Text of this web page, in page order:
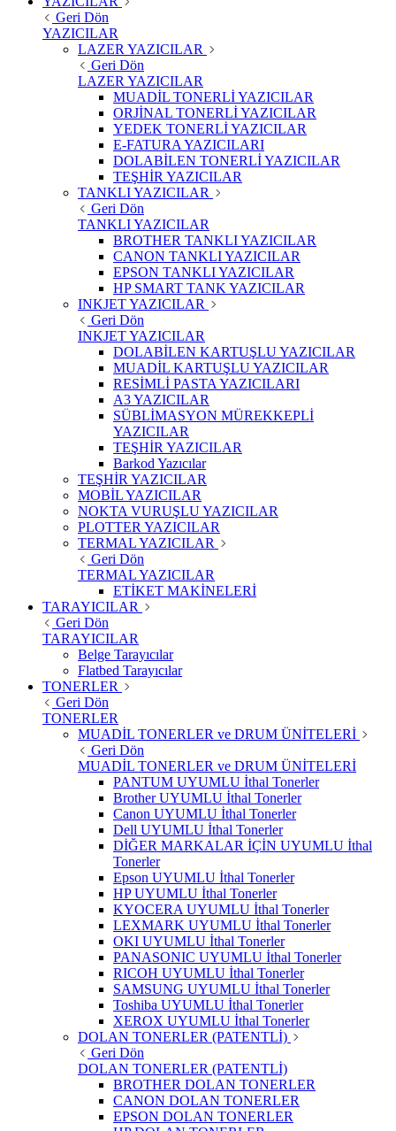
Geri Dön
YAZICILAR
LAZER YAZICILAR
Geri Dön
LAZER YAZICILAR
MUADİL TONERLİ YAZICILAR
ORJİNAL TONERLİ YAZICILAR
YEDEK TONERLİ YAZICILAR
E-FATURA YAZICILARI
DOLABİLEN TONERLİ YAZICILAR
TEŞHİR YAZICILAR
TANKLI YAZICILAR
Geri Dön
TANKLI YAZICILAR
BROTHER TANKLI YAZICILAR
CANON TANKLI YAZICILAR
EPSON TANKLI YAZICILAR
HP SMART TANK YAZICILAR
INKJET YAZICILAR
Geri Dön
INKJET YAZICILAR
DOLABİLEN KARTUŞLU YAZICILAR
MUADİL KARTUŞLU YAZICILAR
RESİMLİ PASTA YAZICILARI
A3 YAZICILAR
SÜBLİMASYON MÜREKKEPLİ
YAZICILAR
TEŞHİR YAZICILAR
Barkod Yazıcılar
TEŞHİR YAZICILAR
MOBİL YAZICILAR
NOKTA VURUŞLU YAZICILAR
PLOTTER YAZICILAR
TERMAL YAZICILAR
Geri Dön
TERMAL YAZICILAR
ETİKET MAKİNELERİ
TARAYICILAR
Geri Dön
TARAYICILAR
Belge Tarayıcılar
Flatbed Tarayıcılar
TONERLER
Geri Dön
TONERLER
MUADİL TONERLER ve DRUM ÜNİTELERİ
Geri Dön
MUADİL TONERLER ve DRUM ÜNİTELERİ
PANTUM UYUMLU İthal Tonerler
Brother UYUMLU İthal Tonerler
Canon UYUMLU İthal Tonerler
Dell UYUMLU İthal Tonerler
DİĞER MARKALAR İÇİN UYUMLU İthal
Tonerler
Epson UYUMLU İthal Tonerler
HP UYUMLU İthal Tonerler
KYOCERA UYUMLU İthal Tonerler
LEXMARK UYUMLU İthal Tonerler
OKI UYUMLU İthal Tonerler
PANASONIC UYUMLU İthal Tonerler
RICOH UYUMLU İthal Tonerler
SAMSUNG UYUMLU İthal Tonerler
Toshiba UYUMLU İthal Tonerler
XEROX UYUMLU İthal Tonerler
DOLAN TONERLER (PATENTLİ)
Geri Dön
DOLAN TONERLER (PATENTLİ)
BROTHER DOLAN TONERLER
CANON DOLAN TONERLER
EPSON DOLAN TONERLER